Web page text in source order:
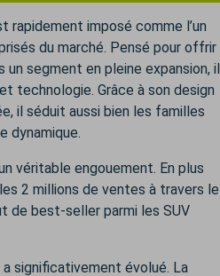
rapidement imposé comme l’un
du marché. Pensé pour offrir
un segment en pleine expansion, il
technologie. Grâce à son design
il séduit aussi bien les familles
dynamique.
véritable engouement. En plus
2 millions de ventes à travers le
de best-seller parmi les SUV
significativement évolué. La